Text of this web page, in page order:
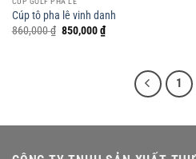
Cúp tô pha lê vinh danh
860,000₫ Giá
850,000₫Giá
hiện
850,000 ₫.
1